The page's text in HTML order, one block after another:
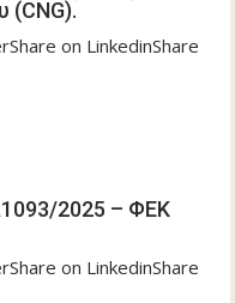
(CNG).
on LinkedinShare
2025 – ΦΕΚ
on LinkedinShare